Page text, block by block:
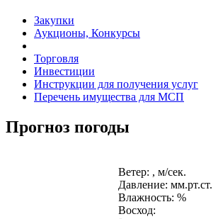
Закупки
Аукционы, Конкурсы
Торговля
Инвестиции
Инструкции для получения услуг
Перечень имущества для МСП
Прогноз погоды
Ветер: , м/сек.
Давление: мм.рт.ст.
Влажность: %
Восход: